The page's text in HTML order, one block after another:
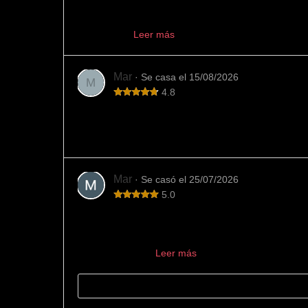
Leer más
M Mar · Se casa el 15/08/2026
4.8
Mar · Se casó el 25/07/2026
5.0
Leer más